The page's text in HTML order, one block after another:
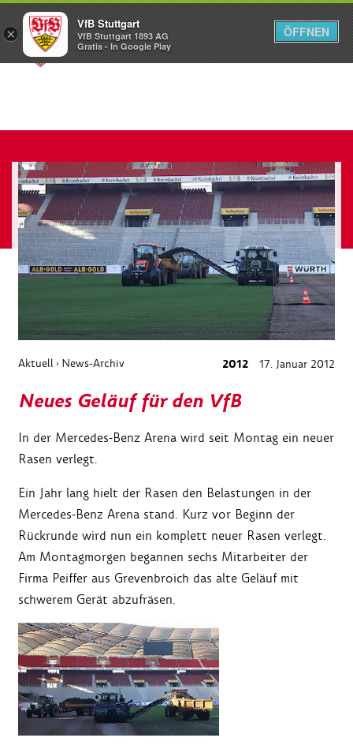
Menü
Aktuell › News-Archiv 2012 17. Januar 2012
Neues Geläuf für den VfB
In der Mercedes-Benz Arena wird seit Montag ein neuer
Rasen verlegt.
Ein Jahr lang hielt der Rasen den Belastungen in der
Mercedes-Benz Arena stand. Kurz vor Beginn der
Rückrunde wird nun ein komplett neuer Rasen verlegt.
Am Montagmorgen begannen sechs Mitarbeiter der
Firma Peiffer aus Grevenbroich das alte Geläuf mit
schwerem Gerät abzufräsen.
×
VfB Stuttgart
VfB Stuttgart 1893 AG
Gratis - In Google Play
ÖFFNEN